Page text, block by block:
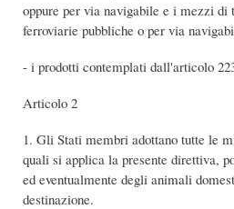
oppure per via navigabile e i mezzi
ferroviarie pubbliche o per via
- i prodotti contemplati dall'articolo
Articolo 2
1. Gli Stati membri adottano tutte le
quali si applica la presente direttiva,
ed eventualmente degli animali
destinazione.